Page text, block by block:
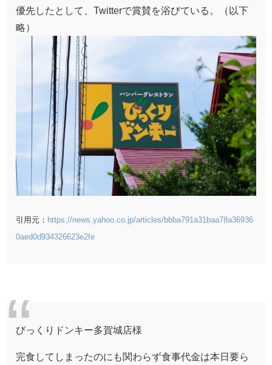
優先したとして、Twitterで賞賛を浴びている。（以下
略）
引用元： https://news.yahoo.co.jp/articles/bbba791a31baa78a36936
0aed0d934326623e2fe
びっくりドンキー多賀城店様
完食してしまったのにも関わらず食事代金は本日要ら